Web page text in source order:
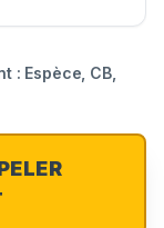
: Espèce, CB,